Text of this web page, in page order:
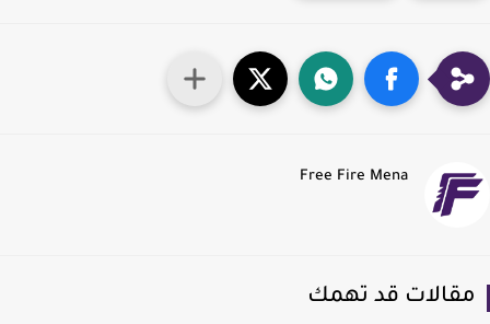
Free Fire Mena
قد تهمك